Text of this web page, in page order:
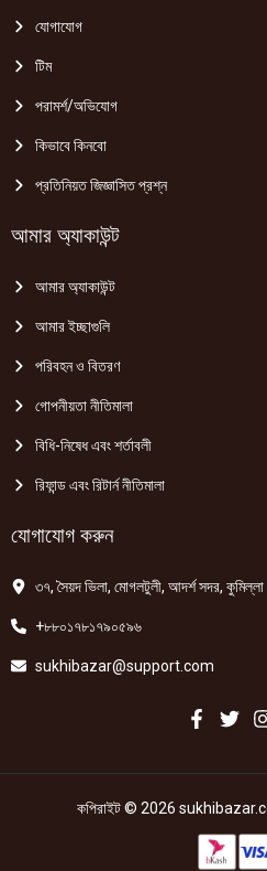
যোগাযোগ
টিম
পরামর্শ/অভিযোগ
কিভাবে কিনবো
প্রতিনিয়ত জিজ্ঞাসিত প্রশ্ন
আমার অ্যাকাউন্ট
আমার অ্যাকাউন্ট
আমার ইচ্ছাগুলি
পরিবহন ও বিতরণ
গোপনীয়তা নীতিমালা
বিধি-নিষেধ এবং শর্তাবলী
রিফান্ড এবং রিটার্ন নীতিমালা
যোগাযোগ করুন
৩৭, সৈয়দ ভিলা, মোগলটুলী, আদর্শ সদর,
+৮৮০১৭৮১৭৯০৫৯৬
sukhibazar@support.com
কপিরাইট © 2026